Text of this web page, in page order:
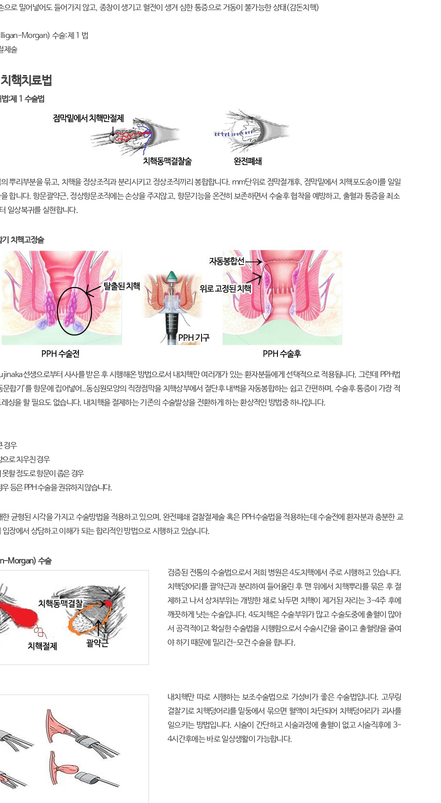
으로 밀어넣어도 들어가지 않고, 종창이 생기고 혈전이 생겨 심한 통증으로 거동이 불가능한 상태(감돈치핵)
Morgan) 수술:제 1 법
제술
핵치료법
:제 1 수술법
뿌리부분을 묶고, 치핵을 정상조직과 분리시키고 정상조직끼리 봉합합니다. mm단위로 점막절개후, 점막밑에서 치핵포도송이를 일일
합니다. 항문괄약근, 정상항문조직에는 손상을 주지않고, 항문기능을 온전히 보존하면서 수술후 협착을 예방하고, 출혈과 통증을 최소
일상복귀를 실현합니다.
치핵고정술
선생으로부터 사사를 받은 후 시행해온 방법으로서 내치핵만 여러개가 있는 환자분들에게 선택적으로 적용됩니다. 그런데 PPH법
문합기’를 항문에 집어넣어..동심원모양의 직장점막을 치핵상부에서 절단후 내벽을 자동봉합하는 쉽고 간편하며, 수술후 통증이 가장 적
싱을 할 필요도 없습니다. 내치핵을 절제하는 기존의 수술발상을 전환하게 하는 환상적인 방법중 하나입니다.
경우
로 치우친 경우
할 정도로 항문이 좁은 경우
등은 PPH 수술을 권유하지 않습니다.
균형된 시각을 가지고 수술방법을 적용하고 있으며, 완전폐쇄 결찰절제술 혹은 PPH수술법을 적용하는데 수술전에 환자분과 충분한 교
장에서 상담하고 이해가 되는 합리적인 방법으로 시행하고 있습니다.
Morgan) 수술
검증된 전통의 수술법으로서 저희 병원은 4도치핵에서 주로 시행하고 있습니다.
치핵덩어리를 괄약근과 분리하여 들어올린 후 맨 위에서 치핵뿌리를 묶은 후 절
제하고 나서 상처부위는 개방한 채로 놔두면 치핵이 제거된 자리는 3-4주 후에
깨끗하게 낫는 수술입니다. 4도치핵은 수술부위가 많고 수술도중에 출혈이 많아
서 공격적이고 확실한 수술법을 시행함으로서 수술시간을 줄이고 출혈량을 줄여
야 하기 때문에 밀리건-모건 수술을 합니다.
내치핵만 따로 시행하는 보조수술법으로 가성비가 좋은 수술법입니다. 고무링
결찰기로 치핵덩어리를 밑둥에서 묶으면 혈액이 차단되어 치핵덩어리가 괴사를
일으키는 방법입니다. 시술이 간단하고 시술과정에 출혈이 없고 시술직후에 3-
4시간후에는 바로 일상생활이 가능합니다.